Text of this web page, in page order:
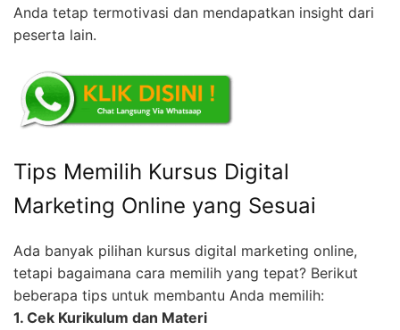
Anda tetap termotivasi dan mendapatkan insight dari
peserta lain.
Tips Memilih Kursus Digital
Marketing Online yang Sesuai
Ada banyak pilihan kursus digital marketing online,
tetapi bagaimana cara memilih yang tepat? Berikut
beberapa tips untuk membantu Anda memilih:
1. Cek Kurikulum dan Materi